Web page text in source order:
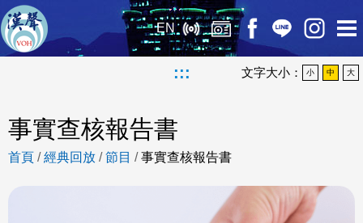
EN
::: 文字大小： 小 中 大
事實查核報告書
首頁 /經典回放 /節目 /事實查核報告書